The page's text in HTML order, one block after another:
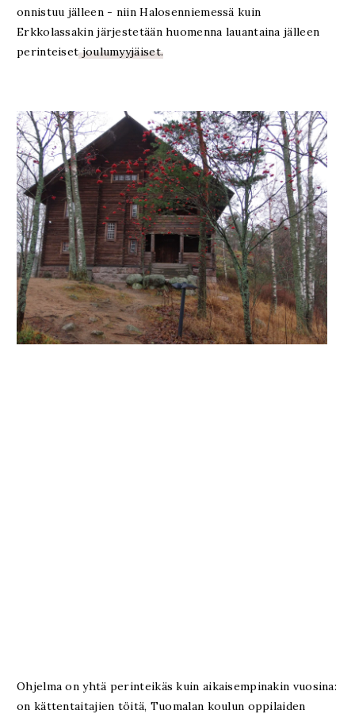
onnistuu jälleen - niin Halosenniemessä kuin
Erkkolassakin järjestetään huomenna lauantaina jälleen
perinteisetjoulumyyjäiset.
Ohjelma on yhtä perinteikäs kuin aikaisempinakin vuosina:
on kättentaitajien töitä, Tuomalan koulun oppilaiden